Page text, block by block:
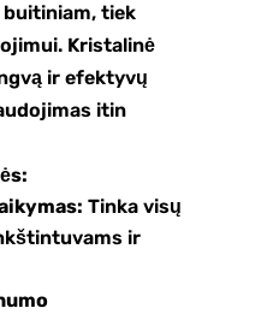
tiek
Kristalinė
ir efektyvų
itin
Tinka visų
ir